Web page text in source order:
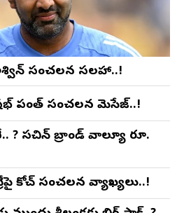
సంచలన సలహా..!
పంత్ సంచలన మెసేజ్..!
? సచిన్ బ్రాండ్ వాల్యూ రూ.
కోచ్ సంచలన వ్యాఖ్యలు..!